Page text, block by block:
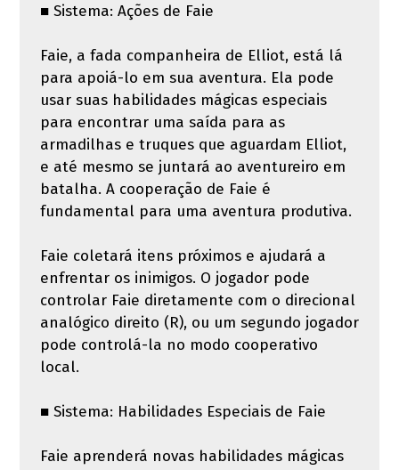
■ Sistema: Ações de Faie
Faie, a fada companheira de Elliot, está lá
para apoiá-lo em sua aventura. Ela pode
usar suas habilidades mágicas especiais
para encontrar uma saída para as
armadilhas e truques que aguardam Elliot,
e até mesmo se juntará ao aventureiro em
batalha. A cooperação de Faie é
fundamental para uma aventura produtiva.
Faie coletará itens próximos e ajudará a
enfrentar os inimigos. O jogador pode
controlar Faie diretamente com o direcional
analógico direito (R), ou um segundo jogador
pode controlá-la no modo cooperativo
local.
■ Sistema: Habilidades Especiais de Faie
Faie aprenderá novas habilidades mágicas